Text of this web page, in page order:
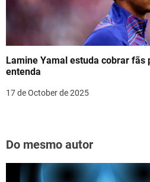
Lamine Yamal estuda cobrar fãs
entenda
17 de October de 2025
Do mesmo autor